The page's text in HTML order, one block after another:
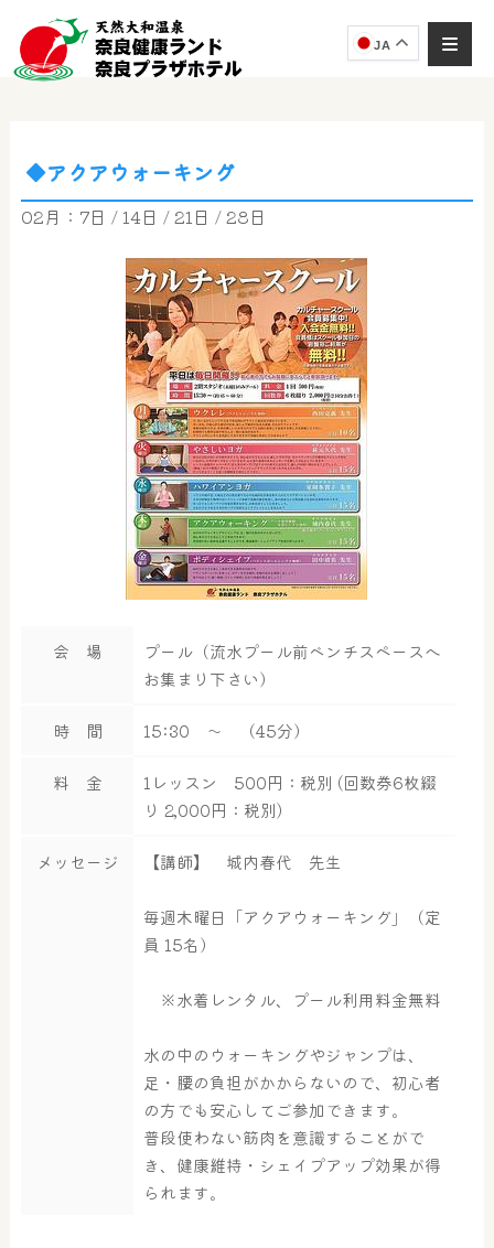
JA
大浴場 サウナ・岩盤浴
屋内レジャープール グルメ
◆アクアウォーキング
02月：7日 / 14日 / 21日 / 28日
会 場
プール（流水プール前ベンチスペースへ
お集まり下さい）
時 間 15:30 ～ （45分）
料 金
1レッスン 500円：税別 (回数券6枚綴
り 2,000円：税別)
メッセージ 【講師】 城内春代 先生
毎週木曜日「アクアウォーキング」（定
員 15名）
※水着レンタル、プール利用料金無料
水の中のウォーキングやジャンプは、
足・腰の負担がかからないので、初心者
の方でも安心してご参加できます。
普段使わない筋肉を意識することがで
き、健康維持・シェイプアップ効果が得
られます。